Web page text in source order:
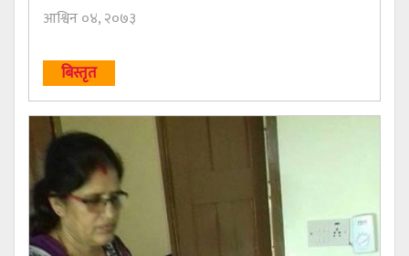
आश्विन ०४, २०७३
बिस्तृत